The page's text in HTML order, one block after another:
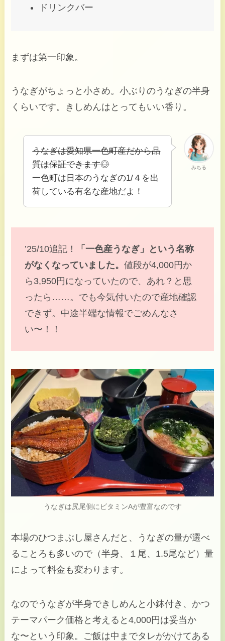
ドリンクバー
まずは第一印象。
うなぎがちょっと小さめ。小ぶりのうなぎの半身
くらいです。きしめんはとってもいい香り。
みちる
うなぎは愛知県一色町産だから品
質は保証できます◎
一色町は日本のうなぎの1/４を出
荷している有名な産地だよ！
’25/10追記！
「一色産うなぎ」という名称
がなくなっていました。値段が4,000円か
ら3,950円になっていたので、あれ？と思
ったら……。でも今気付いたので産地確認
できず。中途半端な情報でごめんなさ
い〜！！
うなぎは尻尾側にビタミンAが豊富なのです
本場のひつまぶし屋さんだと、うなぎの量が選べ
ることろも多いので（半身、１尾、1.5尾など）量
によって料金も変わります。
なのでうなぎが半身できしめんと小鉢付き、かつ
テーマパーク価格と考えると4,000円は妥当か
な〜という印象。ご飯は中までタレがかけてある